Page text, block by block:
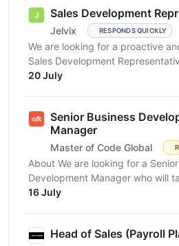
Sales Development
Jelvix RESPONDS QUICKLY
We are looking for a proactive
Sales Development
turn targeted outreach into
20 July
Senior Business
Manager
Master of Code Global
About We are looking for a
Development Manager who will
revenue generation from the
16 July
Head of Sales (Payroll